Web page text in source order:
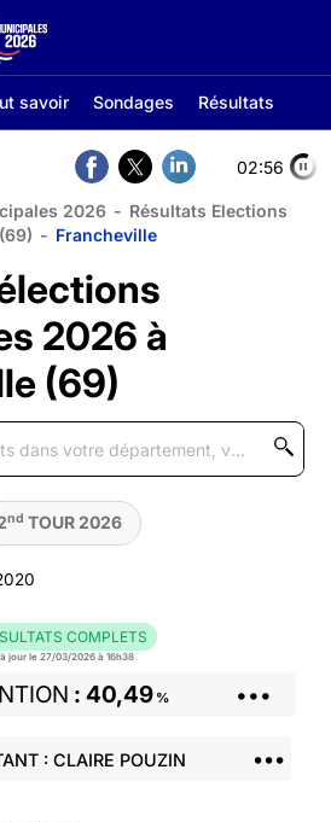
savoir Sondages Résultats
02:56
2026 - Résultats Elections
- Francheville
2026 à
(69)
nd TOUR 2026
COMPLETS
jour le 27/03/2026 à 16h38
40,49 % •••
: CLAIRE POUZIN •••